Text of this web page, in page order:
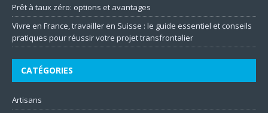
Prêt à taux zéro: options et avantages
Vivre en France, travailler en Suisse : le guide essentiel et conseils
pratiques pour réussir votre projet transfrontalier
CATÉGORIES
Artisans